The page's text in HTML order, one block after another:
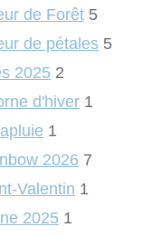
de Forêt 5
de pétales 5
2025 2
d'hiver 1
1
2026 7
Valentin 1
2025 1